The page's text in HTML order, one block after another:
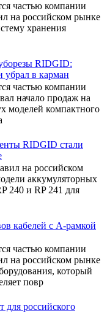
частью компании
на российском рынке
хранения
RIDGID:
убрал в карман
частью компании
начало продаж на
моделей компактного
RIDGID стали
на российском
аккумуляторных
240 и RP 241 для
кабелей с А-рамкой
частью компании
на российском рынке
который
повр
российского